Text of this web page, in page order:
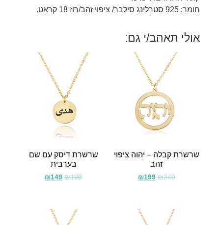
חומר: 925 סטרלינג סילבר/ ציפוי זהב/רוז 18 קראט.
אולי תאהב/י גם:
שרשרת קבלה – יהוה ציפוי
זהב
₪249
₪199
שרשרת דיסק עם שם
בערבית
₪199
₪149